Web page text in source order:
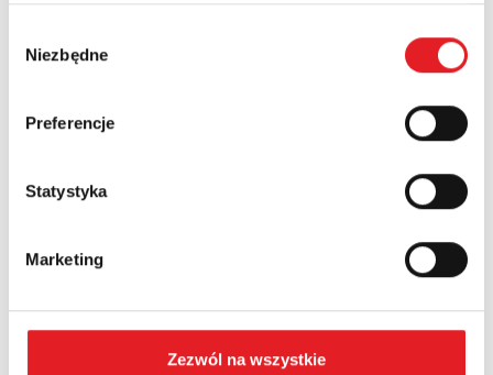
zgody
Niezbędne
Preferencje
Statystyka
Marketing
Zezwól na wszystkie
Numer telefonu: